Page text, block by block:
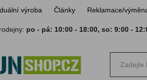
výroba Články Reklamace/
po - pá: 10:00 - 18:00,so: 9:00 -